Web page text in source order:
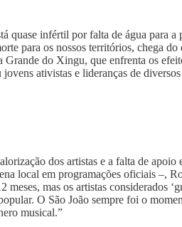
quase infértil por falta de água para
para os nossos territórios, chega
do Xingu, que enfrenta os
ativistas e lideranças de
dos artistas e a falta de apoio
local em programações oficiais –,
mas os artistas considerados
O São João sempre foi o
musical.”